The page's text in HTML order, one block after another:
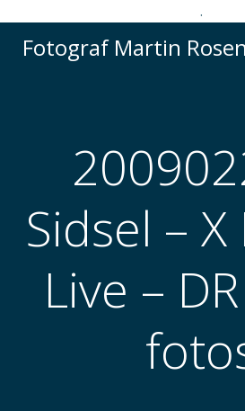
.
til
Fotograf Martin
Sidsel –
Live –